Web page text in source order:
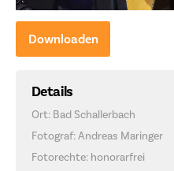
Downloaden
Details
Ort: Bad Schallerbach
Fotograf: Andreas Maringer
Fotorechte: honorarfrei